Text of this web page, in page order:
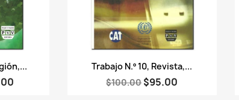
Vista rápida
Trabajo N.º 10, Revista,...
$100.00$95.00